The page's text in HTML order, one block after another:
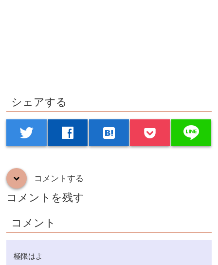
シェアする
twitter facebook hatenabookmark line
down コメントする
コメントを残す
コメント
極限はよ